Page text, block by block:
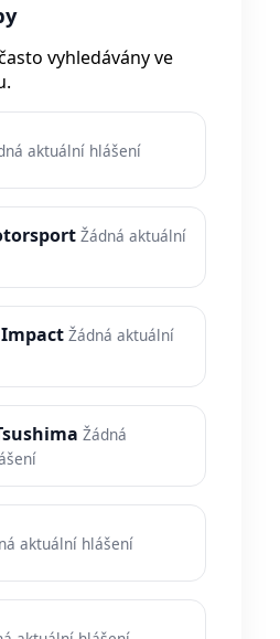
vyhledávány ve
aktuální hlášení
Žádná aktuální
Žádná aktuální
Žádná
aktuální hlášení